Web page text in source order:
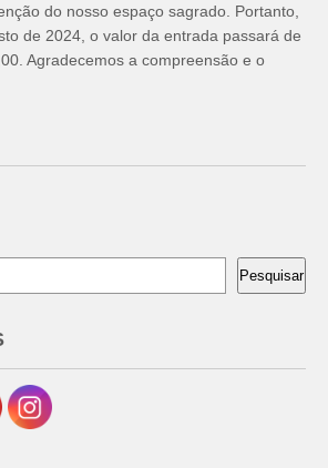
do nosso espaço sagrado. Portanto,
de 2024, o valor da entrada passará de
Agradecemos a compreensão e o
Pesquisar